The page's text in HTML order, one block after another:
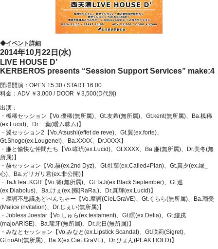
◆イベント詳細
2014年10月22日(水)
LIVE HOUSE D’
KERBEROS presents “Session Support Services” make:4
開場開演：OPEN 15:30 / START 16:00
料金：ADV ￥3,000 / DOOR ￥3,500(D代別)
出演：
・柧稀セッション【Vo.優稀(無所属)、Gt.友希(無所属)、Gt.kent(無所属)、Ba.柧稀
(ex.Lucid)、Dr.一葉(曖ム昧ム)】
・翼セッション2【Vo.Atsushi(effet de reve)、Gt.翼(ex.forte)、
Gt.Shogo(ex.Lougenel)、Ba.XXXX、Dr.XXXX】
・廉と愉快な仲間たち【Vo.哮琉(ex.Lucid)、Gt.XXXX、Ba.廉(無所属)、Dr.美冬(無
所属)】
・赫セッション【Vo.赫(ex.2nd Dyz)、Gt.牡葉(ex.Called≠Plan)、Gt.真夕(ex.縁_
心)、Ba.ガリガリ君(ex.非公開)】
・TaJi feat.KGR【Vo.篝(無所属)、Gt.TaJi(ex.Black September)、Gt.巡
(ex.Diabolus)、Ba.けぇ(ex.[螺]RaRa.)、Dr.真輝(ex.Lucid)】
・摩訶不思議あどべんちゃー【Vo.摩訶(CieLGraVE)、Gt.くらら(無所属)、Ba.瑠憂
(Malice invitation)、Dr.じぇい(無所属)】
・Jobless Joestar【Vo.しゅら(ex.testament)、Gt.瞑(ex.Delia)、Gt.縷戌
(majoARISE)、Ba.龍牙(無所属)、Dr.此日(無所属)】
・みなとセッション【Vo.みなと(ex.Lipstick Scandal)、Gt.咲莉(Sigret)、
Gt.noAh(無所属)、Ba.X(ex.CieLGraVE)、Dr.ひょん(PEAK HOLD)】